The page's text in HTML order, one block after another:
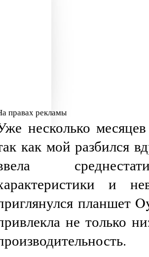
правах рекламы
несколько
как мой разбился
и
планшет
не только